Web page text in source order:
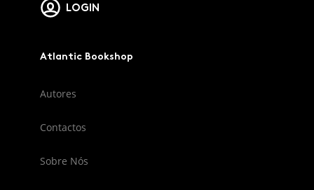
LOGIN
Atlantic Bookshop
Autores
Contactos
Sobre Nós